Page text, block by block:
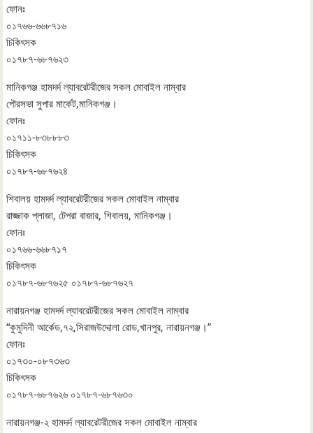
ফোনঃ
০১৭৬৬-৬৬৮৭১৬
চিকিৎসক
০১৭৮৭-৬৮৭৬২৩
মানিকগঞ্জ হামদর্দ ল্যাবরেটরীজের সকল মোবাইল নাম্বার
পৌরসভা সুপার মার্কেট,মানিকগঞ্জ।
ফোনঃ
০১৭১১-৮৩৮৮৮৩
চিকিৎসক
০১৭৮৭-৬৮৭৬২৪
শিবালয় হামদর্দ ল্যাবরেটরীজের সকল মোবাইল নাম্বার
রাজ্জাক প্লাজা, টেপরা বাজার, শিবালয়, মানিকগঞ্জ।
ফোনঃ
০১৭৬৬-৬৬৮৭১৭
চিকিৎসক
০১৭৮৭-৬৮৭৬২৫ ০১৭৮৭-৬৮৭৬২৭
নারায়নগঞ্জ হামদর্দ ল্যাবরেটরীজের সকল মোবাইল নাম্বার
“কুমুদিনী আর্কেড,৭২,সিরাজউদ্দোলা রোড,খানপুর, নারায়নগঞ্জ।”
ফোনঃ
০১৭৩০-০৮৭৩৬৩
চিকিৎসক
০১৭৮৭-৬৮৭৬২৬ ০১৭৮৭-৬৮৭৬৩০
নারায়নগঞ্জ-২ হামদর্দ ল্যাবরেটরীজের সকল মোবাইল নাম্বার